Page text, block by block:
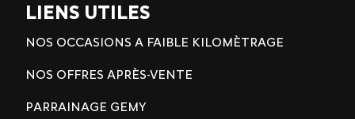
LIENS UTILES
NOS OCCASIONS A FAIBLE KILOMÈTRAGE
NOS OFFRES APRÈS-VENTE
PARRAINAGE GEMY